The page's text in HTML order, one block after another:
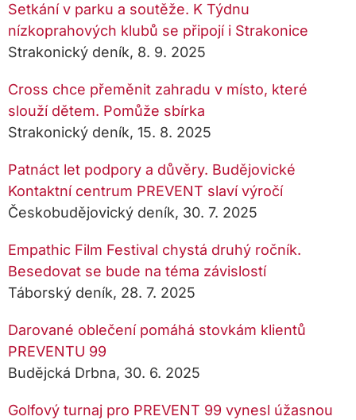
Setkání v parku a soutěže. K Týdnu
nízkoprahových klubů se připojí i Strakonice
Strakonický deník, 8. 9. 2025
Cross chce přeměnit zahradu v místo, které
slouží dětem. Pomůže sbírka
Strakonický deník, 15. 8. 2025
Patnáct let podpory a důvěry. Budějovické
Kontaktní centrum PREVENT slaví výročí
Českobudějovický deník, 30. 7. 2025
Empathic Film Festival chystá druhý ročník.
Besedovat se bude na téma závislostí
Táborský deník, 28. 7. 2025
Darované oblečení pomáhá stovkám klientů
PREVENTU 99
Budějcká Drbna, 30. 6. 2025
Golfový turnaj pro PREVENT 99 vynesl úžasnou